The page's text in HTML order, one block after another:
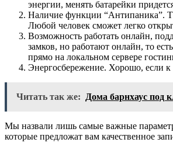
энергии, менять батарейки
Наличие функции “Антипаника”.
Любой человек сможет легко
Возможность работать онлайн,
замков, но работают онлайн, то
прямо на локальном сервере
Энергосбережение. Хорошо, если к
Читать так же: Дома барнхаус под
Мы назвали лишь самые важные
которые предложат вам качественное